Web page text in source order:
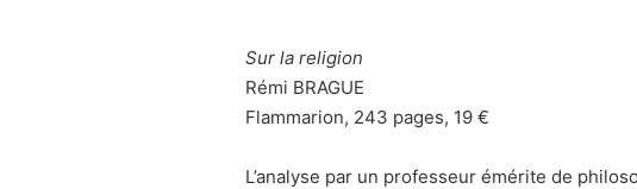
Sur la religion
Rémi BRAGUE
Flammarion, 243 pages, 19 €
L’analyse par un professeur émérite de